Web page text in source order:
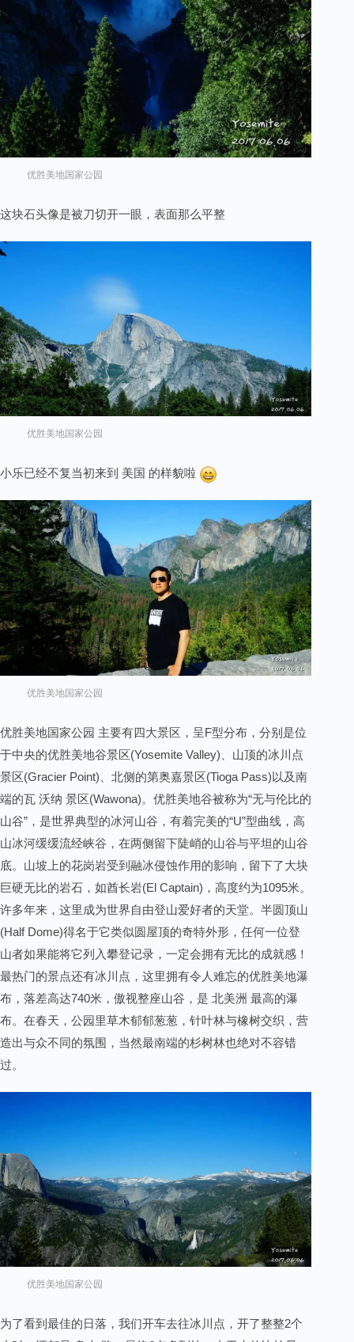
优胜美地国家公园
这块石头像是被刀切开一眼，表面那么平整
优胜美地国家公园
小乐已经不复当初来到 美国 的样貌啦
优胜美地国家公园
优胜美地国家公园 主要有四大景区，呈F型分布，分别是位
于中央的优胜美地谷景区(Yosemite Valley)、山顶的冰川点
景区(Gracier Point)、北侧的第奥嘉景区(Tioga Pass)以及南
端的瓦 沃纳 景区(Wawona)。优胜美地谷被称为“无与伦比的
山谷”，是世界典型的冰河山谷，有着完美的“U”型曲线，高
山冰河缓缓流经峡谷，在两侧留下陡峭的山谷与平坦的山谷
底。山坡上的花岗岩受到融冰侵蚀作用的影响，留下了大块
巨硬无比的岩石，如酋长岩(El Captain)，高度约为1095米。
许多年来，这里成为世界自由登山爱好者的天堂。半圆顶山
(Half Dome)得名于它类似圆屋顶的奇特外形，任何一位登
山者如果能将它列入攀登记录，一定会拥有无比的成就感！
最热门的景点还有冰川点，这里拥有令人难忘的优胜美地瀑
布，落差高达740米，傲视整座山谷，是 北美洲 最高的瀑
布。在春天，公园里草木郁郁葱葱，针叶林与橡树交织，营
造出与众不同的氛围，当然最南端的杉树林也绝对不容错
过。
优胜美地国家公园
为了看到最佳的日落，我们开车去往冰川点，开了整整2个